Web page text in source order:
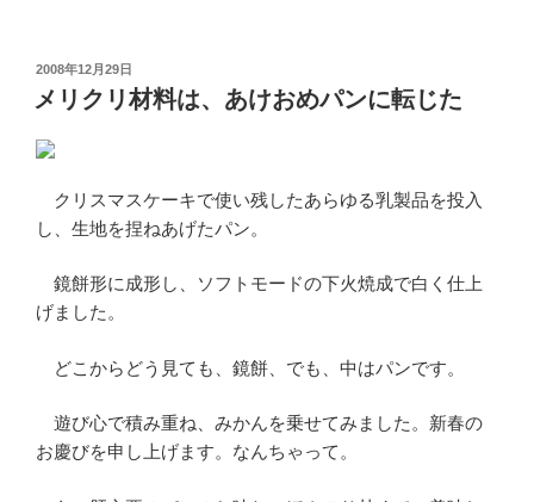
投
日:
2008年12月29日
メリクリ材料は、あけおめパンに転じた
クリスマスケーキで使い残したあらゆる乳製品を投入
し、生地を捏ねあげたパン。
鏡餅形に成形し、ソフトモードの下火焼成で白く仕上
げました。
どこからどう見ても、鏡餅、でも、中はパンです。
遊び心で積み重ね、みかんを乗せてみました。新春の
お慶びを申し上げます。なんちゃって。